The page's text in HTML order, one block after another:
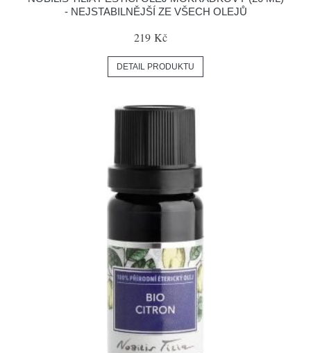
- NEJSTABILNĚJŠÍ ZE VŠECH OLEJŮ
219 Kč
DETAIL PRODUKTU